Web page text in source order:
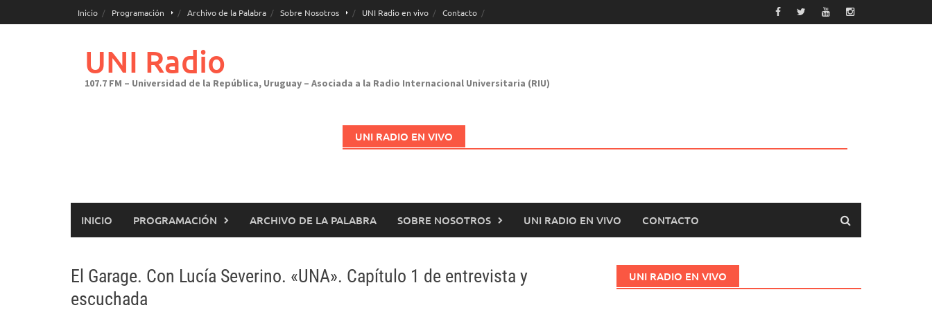
al
Inicio Programación Archivo de la Palabra Sobre Nosotros UNI Radio en vivo Contacto
UNI Radio
107.7 FM – Universidad de la República, Uruguay – Asociada a la Radio Internacional Universitaria (RIU)
UNI RADIO EN VIVO
INICIO PROGRAMACIÓN ARCHIVO DE LA PALABRA SOBRE NOSOTROS UNI RADIO EN VIVO CONTACTO
El Garage. Con Lucía Severino. «UNA». Capítulo 1 de entrevista y
escuchada
UNI RADIO EN VIVO